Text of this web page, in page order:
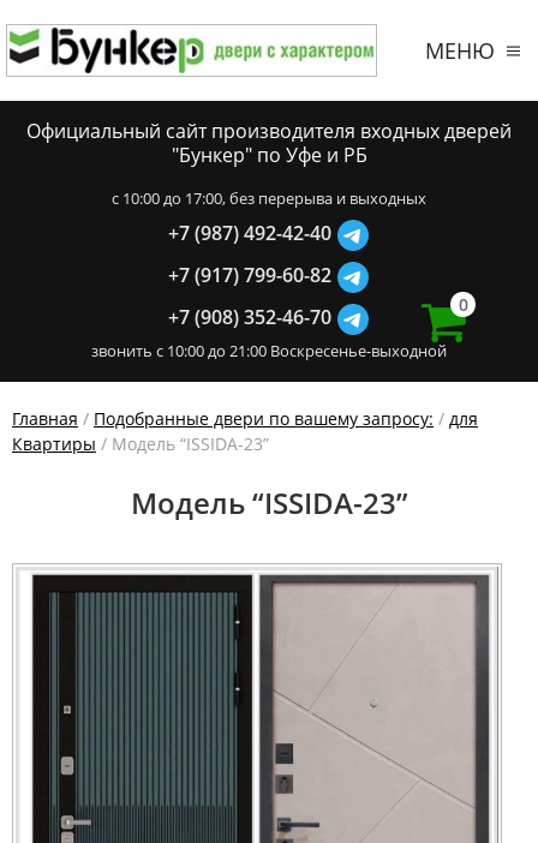
МЕНЮ
Официальный сайт производителя входных дверей
"Бункер" по Уфе и РБ
c 10:00 до 17:00, без перерыва и выходных
+7 (987) 492-42-40
+7 (917) 799-60-82
+7 (908) 352-46-70
звонить с 10:00 до 21:00 Воскресенье-выходной
0
Главная / Подобранные двери по вашему запросу: / для
Квартиры / Модель “ISSIDA-23”
Модель “ISSIDA-23”